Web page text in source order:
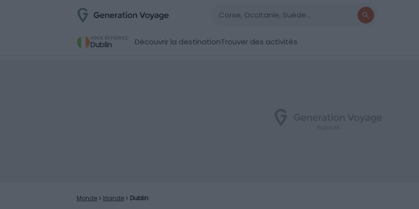
VOUS EXPLOREZ
Dublin Découvrir la destinationTrouver des activités
Monde Irlande Dublin